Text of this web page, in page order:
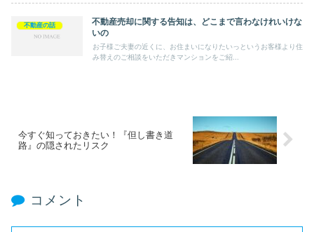
不動産の話
不動産売却に関する告知は、どこまで言わなけれいけな
いの
お子様ご夫妻の近くに、お住まいになりたいっというお客様より住
み替えのご相談をいただきマンションをご紹...
今すぐ知っておきたい！『但し書き道
路』の隠されたリスク
コメント